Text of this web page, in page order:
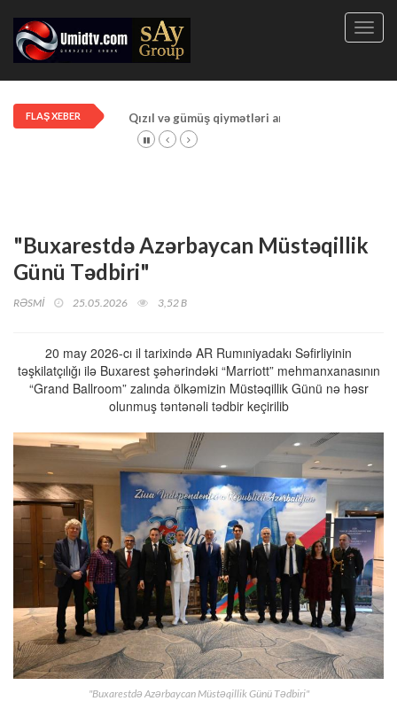
FLAŞ XEBER Qızıl və gümüş qiymətləri artdı!
"Buxarestdə Azərbaycan Müstəqillik
Günü Tədbiri"
RƏSMİ 25.05.2026 3,52 B
20 may 2026-cı il tarixində AR Rumıniyadakı Səfirliyinin
təşkilatçılığı ilə Buxarest şəhərindəki “Marriott” mehmanxanasının
“Grand Ballroom” zalında ölkəmizin Müstəqillik Günü nə həsr
olunmuş təntənəli tədbir keçirilib
"Buxarestdə Azərbaycan Müstəqillik Günü Tədbiri"